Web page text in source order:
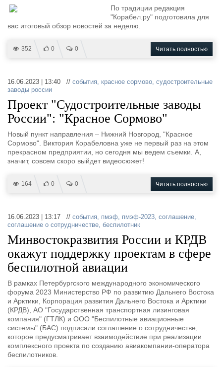
По традиции редакция
"Корабел.ру" подготовила для
вас итоговый обзор новостей за неделю.
352 0 0 Читать полностью
16.06.2023 | 13:40 // события, красное сормово, судостроительные
заводы россии
Проект "Судостроительные заводы
России": "Красное Сормово"
Новый пункт направления – Нижний Новгород, "Красное
Сормово". Виктория Корабеловна уже не первый раз на этом
прекрасном предприятии, но сегодня мы ведем съемки. А,
значит, совсем скоро выйдет видеосюжет!
164 0 0 Читать полностью
16.06.2023 | 13:17 // события, пмэф, пмэф-2023, соглашение,
соглашение о сотрудничестве, беспилотник
Минвостокразвития России и КРДВ
окажут поддержку проектам в сфере
беспилотной авиации
В рамках Петербургского международного экономического
форума 2023 Министерство РФ по развитию Дальнего Востока
и Арктики, Корпорация развития Дальнего Востока и Арктики
(КРДВ), АО "Государственная транспортная лизинговая
компания" (ГТЛК) и ООО "Беспилотные авиационные
системы" (БАС) подписали соглашение о сотрудничестве,
которое предусматривает взаимодействие при реализации
комплексного проекта по созданию авиакомпании-оператора
беспилотников.